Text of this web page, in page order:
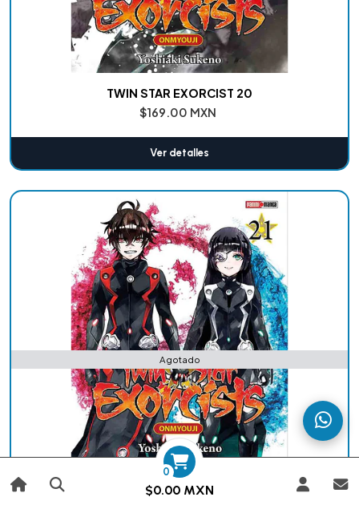
0
$0.00 MXN
TWIN STAR EXORCIST 20
$169.00 MXN
Ver detalles
Agotado